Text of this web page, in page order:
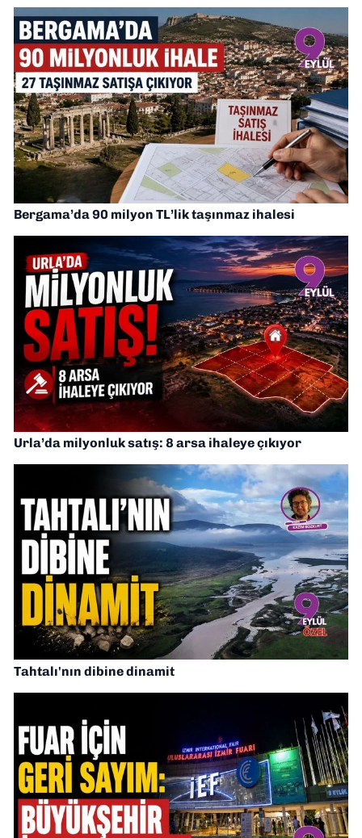
Bergama’da 90 milyon TL’lik taşınmaz ihalesi
Urla’da milyonluk satış: 8 arsa ihaleye çıkıyor
Tahtalı'nın dibine dinamit